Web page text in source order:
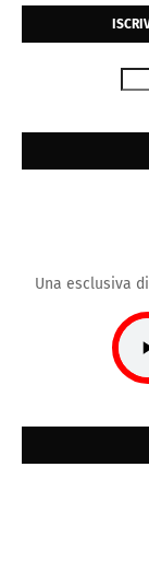
Una esclusiva